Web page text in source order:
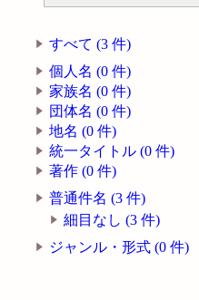
すべて (3 件)
個人名 (0 件)
家族名 (0 件)
団体名 (0 件)
地名 (0 件)
統一タイトル (0 件)
著作 (0 件)
普通件名 (3 件)
細目なし (3 件)
ジャンル・形式 (0 件)